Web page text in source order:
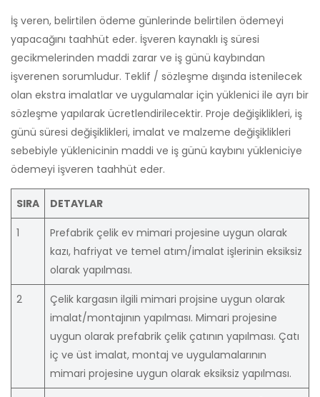
İş veren, belirtilen ödeme günlerinde belirtilen ödemeyi
yapacağını taahhüt eder. İşveren kaynaklı iş süresi
gecikmelerinden maddi zarar ve iş günü kaybından
işverenen sorumludur. Teklif / sözleşme dışında istenilecek
olan ekstra imalatlar ve uygulamalar için yüklenici ile ayrı bir
sözleşme yapılarak ücretlendirilecektir. Proje değişiklikleri, iş
günü süresi değişiklikleri, imalat ve malzeme değişiklikleri
sebebiyle yüklenicinin maddi ve iş günü kaybını yükleniciye
ödemeyi işveren taahhüt eder.
SIRA DETAYLAR
1
Prefabrik çelik ev mimari projesine uygun olarak
kazı, hafriyat ve temel atım/imalat işlerinin eksiksiz
olarak yapılması.
2
Çelik kargasın ilgili mimari projsine uygun olarak
imalat/montajının yapılması. Mimari projesine
uygun olarak prefabrik çelik çatının yapılması. Çatı
iç ve üst imalat, montaj ve uygulamalarının
mimari projesine uygun olarak eksiksiz yapılması.